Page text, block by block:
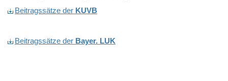
Beitragssätze der KUVB
Beitragssätze der Bayer. LUK